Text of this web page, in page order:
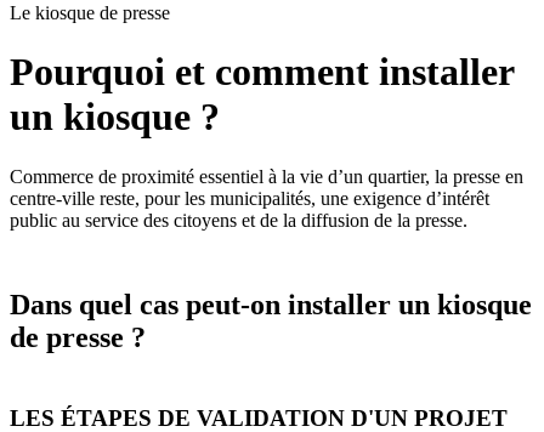
Le kiosque de presse
Pourquoi et comment installer
un kiosque ?
Commerce de proximité essentiel à la vie d’un quartier, la presse en
centre-ville reste, pour les municipalités, une exigence d’intérêt
public au service des citoyens et de la diffusion de la presse.
Dans quel cas peut-on installer un kiosque
de presse ?
LES ÉTAPES DE VALIDATION D'UN PROJET